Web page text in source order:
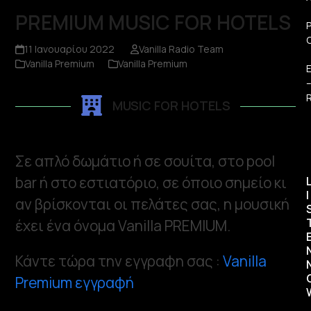
PREMIUM MUSIC FOR HOTELS
11 Ιανουαρίου 2022
Vanilla Radio Team
Vanilla Premium
Vanilla Premium
MUSIC FOR HOTELS
Σε απλό δωμάτιο ή σε σουίτα, στο pool
bar ή στο εστιατόριο, σε όποιο σημείο κι
αν βρίσκονται οι πελάτες σας, η μουσική
έχει ένα όνομα Vanilla PREMIUM.
Κάντε τώρα την εγγραφη σας :Vanilla
Premium εγγραφή
–
I